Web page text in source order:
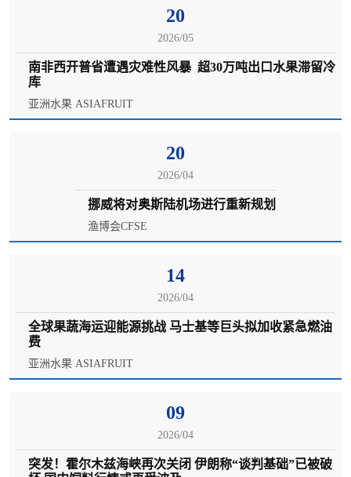
20
2026/05
南非西开普省遭遇灾难性风暴 超30万吨出口水果滞留冷
库
亚洲水果 ASIAFRUIT
20
2026/04
挪威将对奥斯陆机场进行重新规划
渔博会CFSE
14
2026/04
全球果蔬海运迎能源挑战 马士基等巨头拟加收紧急燃油
费
亚洲水果 ASIAFRUIT
09
2026/04
突发！霍尔木兹海峡再次关闭 伊朗称“谈判基础”已被破